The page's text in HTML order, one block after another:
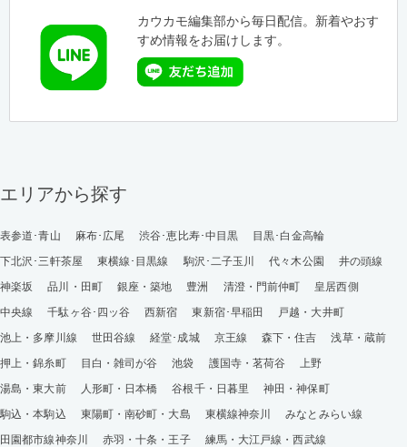
カウカモ編集部から毎日配信。新着やおす
すめ情報をお届けします。
エリアから探す
表参道･青山 麻布･広尾 渋谷･恵比寿･中目黒
目黒･白金高輪
下北沢･三軒茶屋
東横線･目黒線 駒沢･二子玉川 代々木公園
井の頭線
神楽坂
品川・田町 銀座・築地 豊洲 清澄・門前仲町
皇居西側
中央線
千駄ヶ谷･四ッ谷 西新宿 東新宿･早稲田
戸越・大井町
池上・多摩川線
世田谷線 経堂･成城 京王線 森下・住吉
浅草・蔵前
押上・錦糸町
目白・雑司が谷 池袋 護国寺・茗荷谷
上野
湯島・東大前
人形町・日本橋 谷根千・日暮里
神田・神保町
駒込・本駒込
東陽町・南砂町・大島 東横線神奈川
みなとみらい線
田園都市線神奈川
赤羽・十条・王子
練馬・大江戸線・西武線